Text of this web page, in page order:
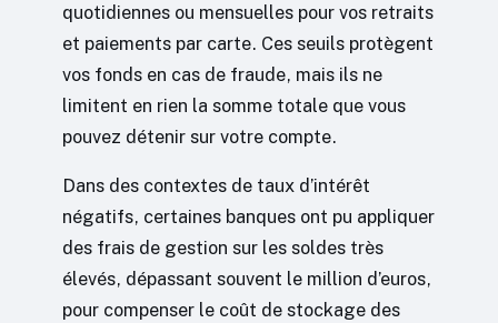
quotidiennes ou mensuelles pour vos retraits
et paiements par carte. Ces seuils protègent
vos fonds en cas de fraude, mais ils ne
limitent en rien la somme totale que vous
pouvez détenir sur votre compte.
Dans des contextes de taux d’intérêt
négatifs, certaines banques ont pu appliquer
des frais de gestion sur les soldes très
élevés, dépassant souvent le million d’euros,
pour compenser le coût de stockage des